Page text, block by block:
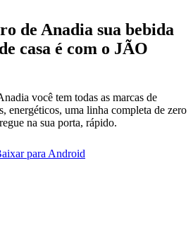
de Anadia sua bebida
casa é com o JÃO
você tem todas as marcas de
energéticos, uma linha completa de zero
na sua porta, rápido.
para Android